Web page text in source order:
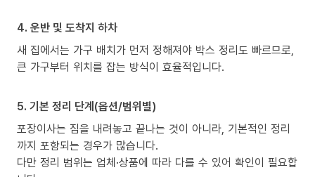
4. 운반 및 도착지 하차
새 집에서는 가구 배치가 먼저 정해져야 박스 정리도 빠르므로,
큰 가구부터 위치를 잡는 방식이 효율적입니다.
5. 기본 정리 단계(옵션/범위별)
포장이사는 짐을 내려놓고 끝나는 것이 아니라, 기본적인 정리
까지 포함되는 경우가 많습니다.
다만 정리 범위는 업체·상품에 따라 다를 수 있어 확인이 필요합